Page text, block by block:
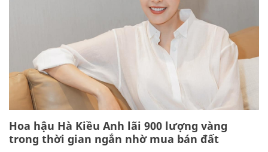
Hoa hậu Hà Kiều Anh lãi 900 lượng vàng
trong thời gian ngắn nhờ mua bán đất